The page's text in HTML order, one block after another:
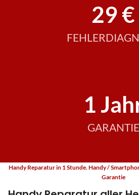
29 €
1
GARANTIE
Handy Reparatur in 1 Stunde. Handy /
Garantie